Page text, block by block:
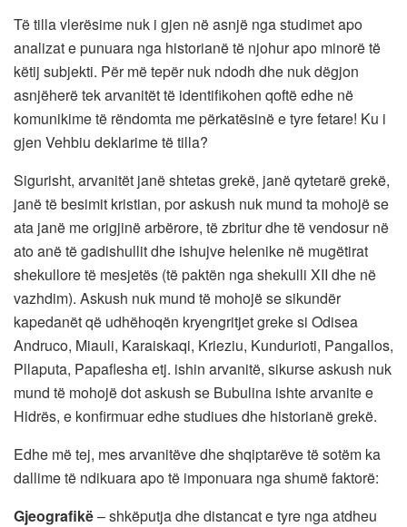
Të tilla vlerësime nuk i gjen në asnjë nga studimet apo
analizat e punuara nga historianë të njohur apo minorë të
këtij subjekti. Për më tepër nuk ndodh dhe nuk dëgjon
asnjëherë tek arvanitët të identifikohen qoftë edhe në
komunikime të rëndomta me përkatësinë e tyre fetare! Ku i
gjen Vehbiu deklarime të tilla?
Sigurisht, arvanitët janë shtetas grekë, janë qytetarë grekë,
janë të besimit kristian, por askush nuk mund ta mohojë se
ata janë me origjinë arbërore, të zbritur dhe të vendosur në
ato anë të gadishullit dhe ishujve helenike në mugëtirat
shekullore të mesjetës (të paktën nga shekulli XII dhe në
vazhdim). Askush nuk mund të mohojë se sikundër
kapedanët që udhëhoqën kryengritjet greke si Odisea
Andruco, Miauli, Karaiskaqi, Krieziu, Kundurioti, Pangallos,
Pllaputa, Papaflesha etj. ishin arvanitë, sikurse askush nuk
mund të mohojë dot askush se Bubulina ishte arvanite e
Hidrës, e konfirmuar edhe studiues dhe historianë grekë.
Edhe më tej, mes arvanitëve dhe shqiptarëve të sotëm ka
dallime të ndikuara apo të imponuara nga shumë faktorë:
Gjeografikë– shkëputja dhe distancat e tyre nga atdheu